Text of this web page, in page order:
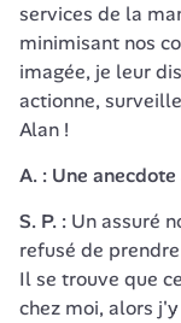
services de la
minimisant nos
imagée, je leur
actionne,
Alan !
A. : Une
S. P. : Un assuré
refusé de
Il se trouve que
chez moi, alors